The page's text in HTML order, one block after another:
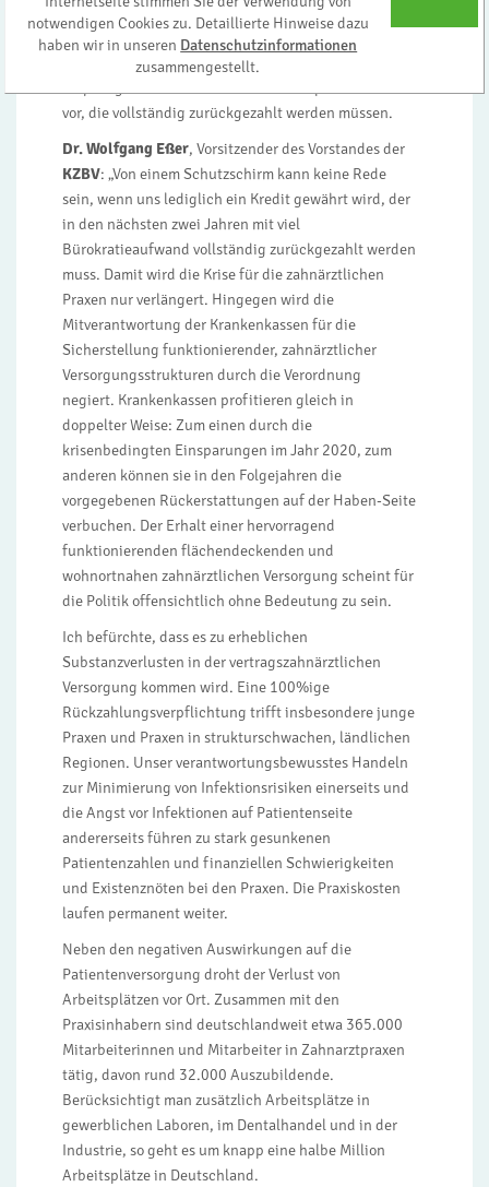
notwendigen Cookies zu. Detaillierte Hinweise dazu
haben wir in unseren Datenschutzinformationen
zusammengestellt.
Verordnung nicht zur Sicherstellung einer
flächendeckenden zahnärztlichen Versorgung
beiträgt. Die Regelung sieht – im Gegensatz zum
vor, die vollständig zurückgezahlt werden müssen.
Dr. Wolfgang Eßer, Vorsitzender des Vorstandes der
KZBV: „Von einem Schutzschirm kann keine Rede
sein, wenn uns lediglich ein Kredit gewährt wird, der
in den nächsten zwei Jahren mit viel
Bürokratieaufwand vollständig zurückgezahlt werden
muss. Damit wird die Krise für die zahnärztlichen
Praxen nur verlängert. Hingegen wird die
Mitverantwortung der Krankenkassen für die
Sicherstellung funktionierender, zahnärztlicher
Versorgungsstrukturen durch die Verordnung
negiert. Krankenkassen profitieren gleich in
doppelter Weise: Zum einen durch die
krisenbedingten Einsparungen im Jahr 2020, zum
anderen können sie in den Folgejahren die
vorgegebenen Rückerstattungen auf der Haben-Seite
verbuchen. Der Erhalt einer hervorragend
funktionierenden flächendeckenden und
wohnortnahen zahnärztlichen Versorgung scheint für
die Politik offensichtlich ohne Bedeutung zu sein.
Ich befürchte, dass es zu erheblichen
Substanzverlusten in der vertragszahnärztlichen
Versorgung kommen wird. Eine 100%ige
Rückzahlungsverpflichtung trifft insbesondere junge
Praxen und Praxen in strukturschwachen, ländlichen
Regionen. Unser verantwortungsbewusstes Handeln
zur Minimierung von Infektionsrisiken einerseits und
die Angst vor Infektionen auf Patientenseite
andererseits führen zu stark gesunkenen
Patientenzahlen und finanziellen Schwierigkeiten
und Existenznöten bei den Praxen. Die Praxiskosten
laufen permanent weiter.
Neben den negativen Auswirkungen auf die
Patientenversorgung droht der Verlust von
Arbeitsplätzen vor Ort. Zusammen mit den
Praxisinhabern sind deutschlandweit etwa 365.000
Mitarbeiterinnen und Mitarbeiter in Zahnarztpraxen
tätig, davon rund 32.000 Auszubildende.
Berücksichtigt man zusätzlich Arbeitsplätze in
gewerblichen Laboren, im Dentalhandel und in der
Industrie, so geht es um knapp eine halbe Million
Arbeitsplätze in Deutschland.